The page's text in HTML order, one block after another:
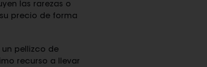
las rarezas o
precio de forma
pellizco de
recurso a llevar